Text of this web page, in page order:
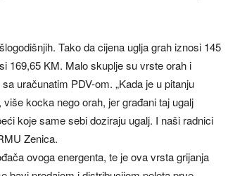
Tako da cijena uglja grah iznosi 145
169,65 KM. Malo skuplje su vrste orah i
uračunatim PDV-om. „Kada je u pitanju
kocka nego orah, jer građani taj ugalj
koje same sebi doziraju ugalj. I naši radnici
Zenica.
ovoga energenta, te je ova vrsta grijanja